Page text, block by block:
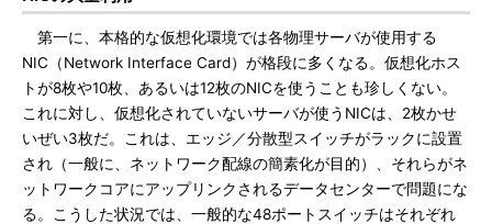
第一に、本格的な仮想化環境では各物理サーバが使用する
NIC（Network Interface Card）が格段に多くなる。仮想化ホス
トが8枚や10枚、あるいは12枚のNICを使うことも珍しくない。
これに対し、仮想化されていないサーバが使うNICは、2枚かせ
いぜい3枚だ。これは、エッジ／分散型スイッチがラックに設置
され（一般に、ネットワーク配線の簡素化が目的）、それらがネ
ットワークコアにアップリンクされるデータセンターで問題にな
る。こうした状況では、一般的な48ポートスイッチはそれぞれ